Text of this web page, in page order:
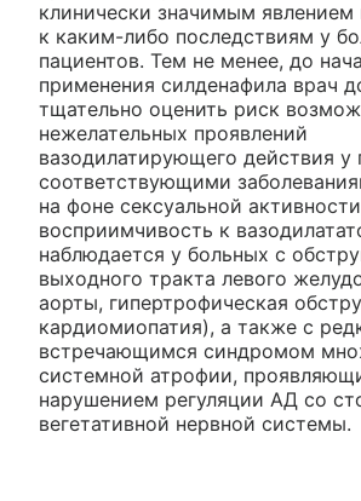
клинически значимым явлением
к каким-либо последствиям у
пациентов. Тем не менее, до
применения силденафила врач
тщательно оценить риск
нежелательных проявлений
вазодилатирующего действия у
соответствующими
на фоне сексуальной
восприимчивость к
наблюдается у больных с
выходного тракта левого
аорты, гипертрофическая
кардиомиопатия), а также с
встречающимся синдромом
системной атрофии,
нарушением регуляции АД со
вегетативной нервной системы.